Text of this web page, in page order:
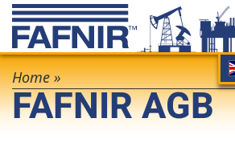
Skip
to
main
content
Main
navigation
Search
Breadcrumb
Home »
FAFNIR AGB